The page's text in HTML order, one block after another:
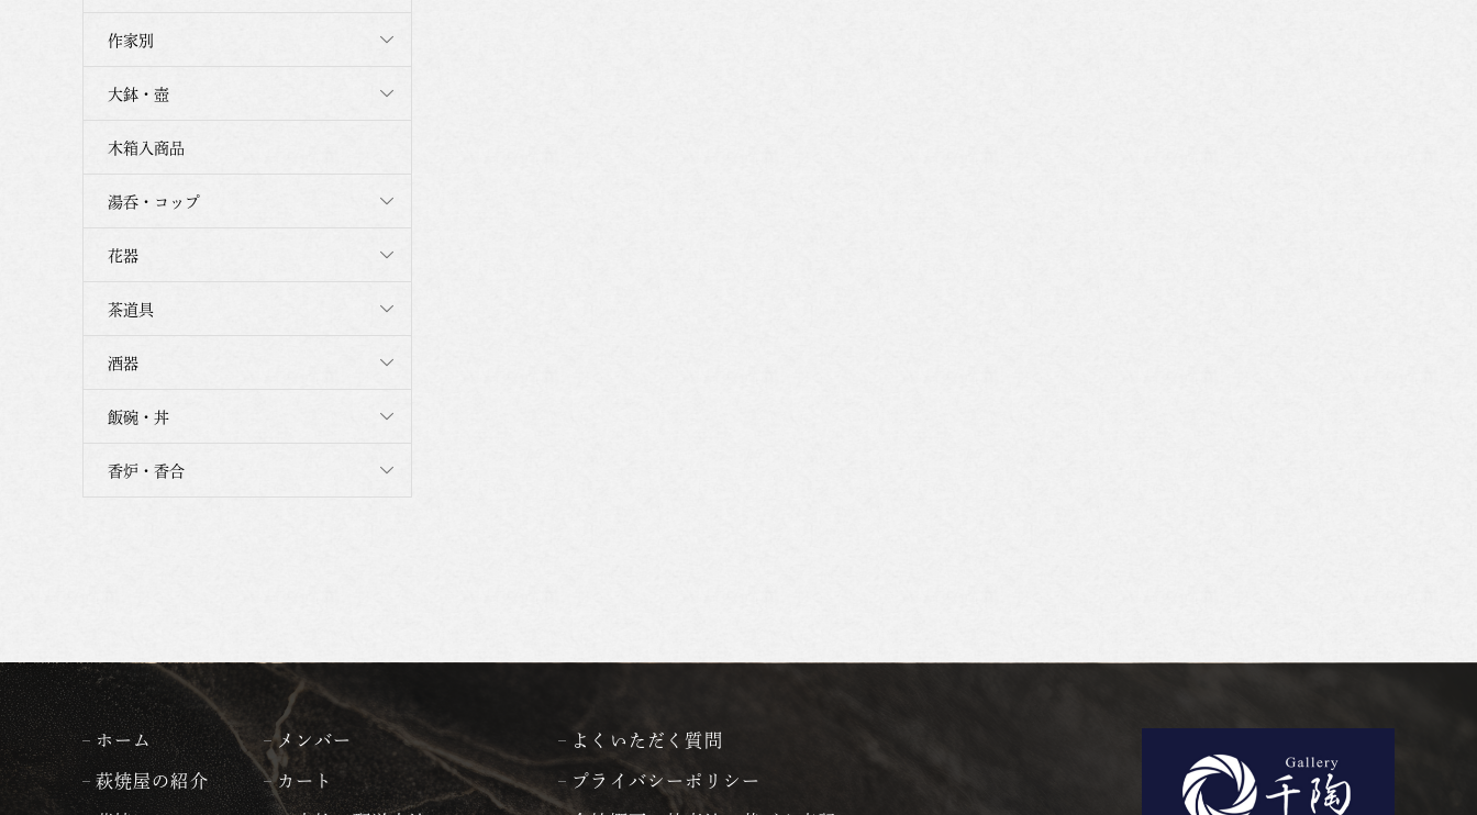
作家別
大鉢・壺
木箱入商品
湯呑・コップ
花器
茶道具
酒器
飯碗・丼
香炉・香合
ホーム
萩焼屋の紹介
メンバー
カート
よくいただく質問
プライバシーポリシー